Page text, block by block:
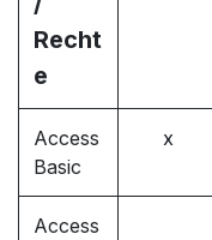
Recht
e
Access
Basic
x
Access